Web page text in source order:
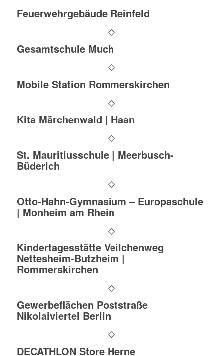
Feuerwehrgebäude Reinfeld
Gesamtschule Much
Mobile Station Rommerskirchen
Kita Märchenwald | Haan
St. Mauritiusschule | Meerbusch-
Büderich
Otto-Hahn-Gymnasium – Europaschule
| Monheim am Rhein
Kindertagesstätte Veilchenweg
Nettesheim-Butzheim |
Rommerskirchen
Gewerbeflächen Poststraße
Nikolaiviertel Berlin
DECATHLON Store Herne